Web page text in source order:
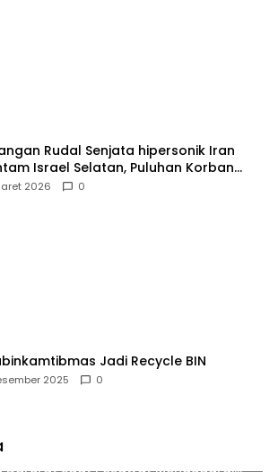
Rudal Senjata hipersonik Iran
Israel Selatan, Puluhan Korban
Meninggal dan Ratusan Terluka
2026 0
Jadi Recycle BIN
2025 0
Batik Air Diduga Coba Buka